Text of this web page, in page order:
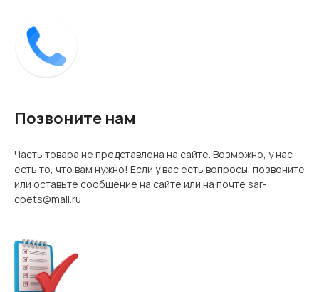
Позвоните нам
Часть товара не представлена на сайте. Возможно, у нас
есть то, что вам нужно! Если у вас есть вопросы, позвоните
или оставьте сообщение на сайте или на почте sar-
cpets@mail.ru